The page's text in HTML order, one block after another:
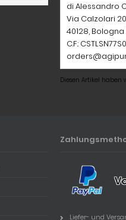
di Alessandro
Via Calzolari 20
40128, Bologna
C.F.:
Diesen Artikel haben
Liefer- und